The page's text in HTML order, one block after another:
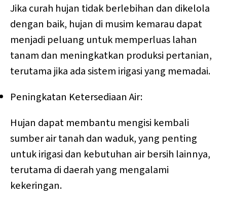
Jika curah hujan tidak berlebihan dan dikelola
dengan baik, hujan di musim kemarau dapat
menjadi peluang untuk memperluas lahan
tanam dan meningkatkan produksi pertanian,
terutama jika ada sistem irigasi yang memadai.
Peningkatan Ketersediaan Air:
Hujan dapat membantu mengisi kembali
sumber air tanah dan waduk, yang penting
untuk irigasi dan kebutuhan air bersih lainnya,
terutama di daerah yang mengalami
kekeringan.